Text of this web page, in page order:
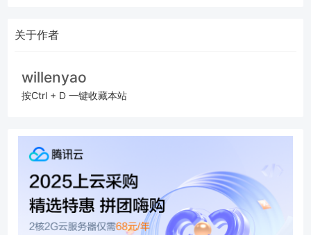
关于作者
willenyao
按Ctrl + D 一键收藏本站